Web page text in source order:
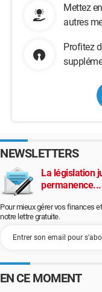
Mettez
autres
Profitez
NEWSLETTERS
La législation
permanence...
Pour mieux gérer vos finances
notre lettre gratuite.
EN CE MOMENT